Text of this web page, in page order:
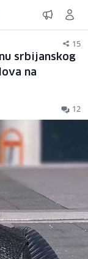
15
srbijanskog
na
12